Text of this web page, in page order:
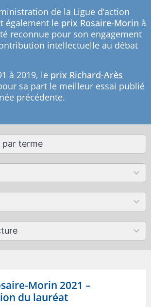
de la Ligue d’action
également le prix Rosaire-Morin à
reconnue pour son engagement
intellectuelle au débat
à 2019, le prix Richard-Arès
sa part le meilleur essai publié
précédente.
Morin 2021 –
du lauréat